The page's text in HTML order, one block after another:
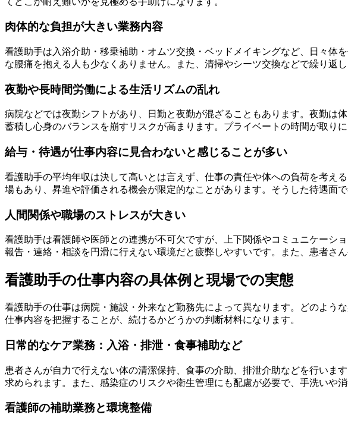
肉体的な負担が大きい業務内容
看護助手は入浴介助・移乗補助・オムツ交換・ベッドメイキングなど、日々体
な腰痛を抱える人も少なくありません。また、清掃やシーツ交換などで繰り返
夜勤や長時間労働による生活リズムの乱れ
病院などでは夜勤シフトがあり、日勤と夜勤が混ざることもあります。夜勤は
蓄積し心身のバランスを崩すリスクが高まります。プライベートの時間が取り
給与・待遇が仕事内容に見合わないと感じることが多い
看護助手の平均年収は決して高いとは言えず、仕事の責任や体への負荷を考え
場もあり、昇進や評価される機会が限定的なことがあります。そうした待遇面
人間関係や職場のストレスが大きい
看護助手は看護師や医師との連携が不可欠ですが、上下関係やコミュニケーシ
報告・連絡・相談を円滑に行えない環境だと疲弊しやすいです。また、患者さ
看護助手の仕事内容の具体例と現場での実態
看護助手の仕事は病院・施設・外来など勤務先によって異なります。どのよう
仕事内容を把握することが、続けるかどうかの判断材料になります。
日常的なケア業務：入浴・排泄・食事補助など
患者さんが自力で行えない体の清潔保持、食事の介助、排泄介助などを行いま
求められます。また、感染症のリスクや衛生管理にも配慮が必要で、手洗いや
看護師の補助業務と環境整備